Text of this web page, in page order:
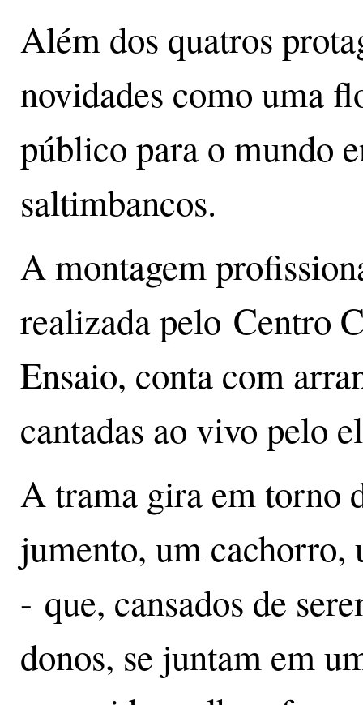
Além dos quatros
novidades como uma
público para o mundo
saltimbancos.
A montagem
realizada pelo Centro
Ensaio, conta com
cantadas ao vivo pelo
A trama gira em torno
jumento, um cachorro,
- que, cansados de
donos, se juntam em